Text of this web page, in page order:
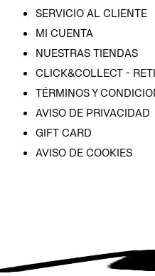
SERVICIO AL CLIENTE
MI CUENTA
NUESTRAS TIENDAS
CLICK&COLLECT -
TÉRMINOS Y
AVISO DE PRIVACIDAD
GIFT CARD
AVISO DE COOKIES